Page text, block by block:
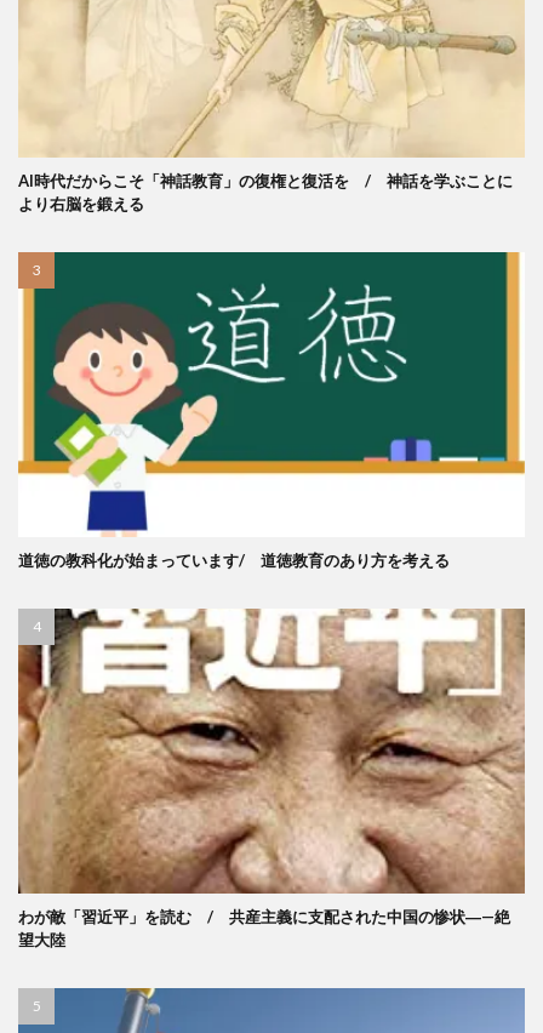
AI時代だからこそ「神話教育」の復権と復活を / 神話を学ぶことに
より右脳を鍛える
道徳の教科化が始まっています/ 道徳教育のあり方を考える
わが敵「習近平」を読む / 共産主義に支配された中国の惨状―—絶
望大陸